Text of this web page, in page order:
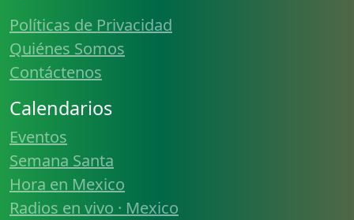
Políticas de Privacidad
Quiénes Somos
Contáctenos
Calendarios
Eventos
Semana Santa
Hora en Mexico
Radios en vivo · Mexico